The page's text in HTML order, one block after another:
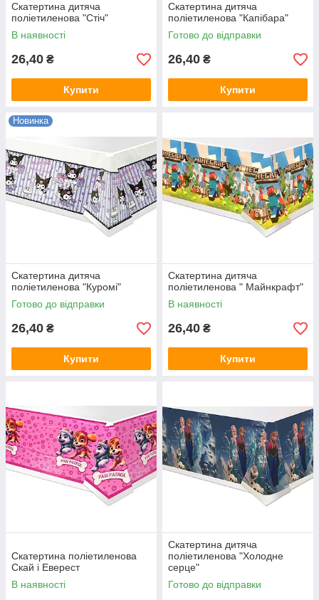
Скатертина дитяча
поліетиленова "Стіч"
В наявності
26,40 ₴
Купити
Скатертина дитяча
поліетиленова "Капібара"
Готово до відправки
26,40 ₴
Купити
Новинка
Скатертина дитяча
поліетиленова "Куромі"
Готово до відправки
26,40 ₴
Купити
Скатертина дитяча
поліетиленова " Майнкрафт"
В наявності
26,40 ₴
Купити
Скатертина поліетиленова
Скай і Еверест
В наявності
Скатертина дитяча
поліетиленова "Холодне
серце"
Готово до відправки